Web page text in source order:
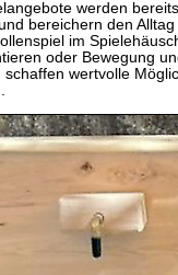
werden
bereichern den
im
oder Bewegung
schaffen wertvolle